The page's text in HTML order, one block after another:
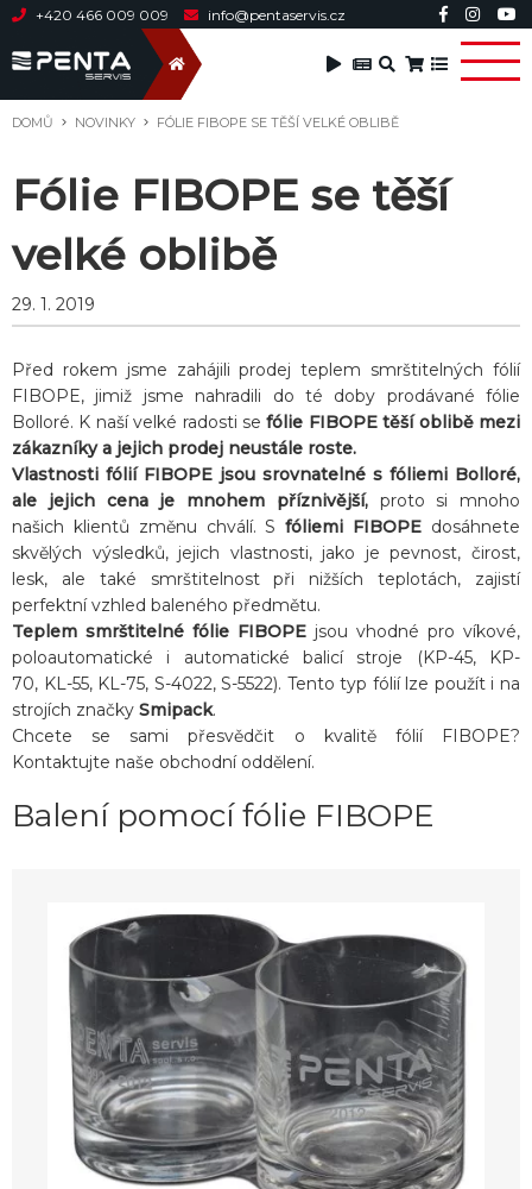
+420 466 009 009 info@pentaservis.cz
DOMŮ NOVINKY FÓLIE FIBOPE SE TĚŠÍ VELKÉ OBLIBĚ
Fólie FIBOPE se těší
velké oblibě
29. 1. 2019
Před rokem jsme zahájili prodej teplem smrštitelných fólií
FIBOPE, jimiž jsme nahradili do té doby prodávané fólie
Bolloré. K naší velké radosti se fólie FIBOPE těší oblibě mezi
zákazníky a jejich prodej neustále roste.
Vlastnosti fólií FIBOPE jsou srovnatelné s fóliemi Bolloré,
ale jejich cena je mnohem příznivější, proto si mnoho
našich klientů změnu chválí. Sfóliemi FIBOPE dosáhnete
skvělých výsledků, jejich vlastnosti, jako je pevnost, čirost,
lesk, ale také smrštitelnost při nižších teplotách, zajistí
perfektní vzhled baleného předmětu.
Teplem smrštitelné fólie FIBOPE jsou vhodné pro víkové,
poloautomatické i automatické balicí stroje (KP-45, KP-
70, KL-55, KL-75, S-4022, S-5522). Tento typ fólií lze použít i na
strojích značky Smipack.
Chcete se sami přesvědčit o kvalitě fólií FIBOPE?
Kontaktujte naše obchodní oddělení.
Balení pomocí fólie FIBOPE